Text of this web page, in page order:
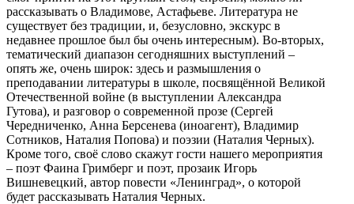
рассказывать о Владимове, Астафьеве. Литература не
существует без традиции, и, безусловно, экскурс в
недавнее прошлое был бы очень интересным). Во-вторых,
тематический диапазон сегодняшних выступлений –
опять же, очень широк: здесь и размышления о
преподавании литературы в школе, посвящённой Великой
Отечественной войне (в выступлении Александра
Гутова), и разговор о современной прозе (Сергей
Чередниченко, Анна Берсенева (иноагент), Владимир
Сотников, Наталия Попова) и поэзии (Наталия Черных).
Кроме того, своё слово скажут гости нашего мероприятия
– поэт Фаина Гримберг и поэт, прозаик Игорь
Вишневецкий, автор повести «Ленинград», о которой
будет рассказывать Наталия Черных.